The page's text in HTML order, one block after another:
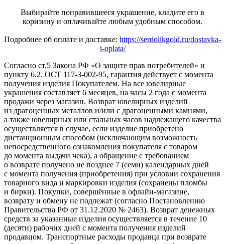
Выбирайте понравившееся украшение, кладите его в
коризину и оплачивайте любым удобным способом.
Подробнее об оплате и доставке: https://serdolikgold.ru/dostavka-
i-oplata/
Согласно ст.5 Закона РФ «О защите прав потребителей» и
пункту 6.2. ОСТ 117-3-002-95, гарантия действует с момента
получения изделия Покупателем. На все ювелирные
украшения составляет 6 месяцев, на часы 2 года с момента
продажи через магазин. Возврат ювелирных изделий
из драгоценных металлов и/или с драгоценными камнями,
а также ювелирных или стальных часов надлежащего качества
осуществляется в случае, если изделие приобретено
дистанционным способом (исключающим возможность
непосредственного ознакомления покупателя с товаром
до момента выдачи чека), а обращение с требованием
о возврате получено не позднее 7 (семи) календарных дней
с момента получения (приобретения) при условии сохранения
товарного вида и маркировки изделия (сохранены пломбы
и бирки). Покупки, совершённые в офлайн-магазине,
возврату и обмену не подлежат (согласно Постановлению
Правительства РФ от 31.12.2020 № 2463). Возврат денежных
средств за указанные изделия осуществляется в течение 10
(десяти) рабочих дней с момента получения изделий
продавцом. Транспортные расходы продавца при возврате